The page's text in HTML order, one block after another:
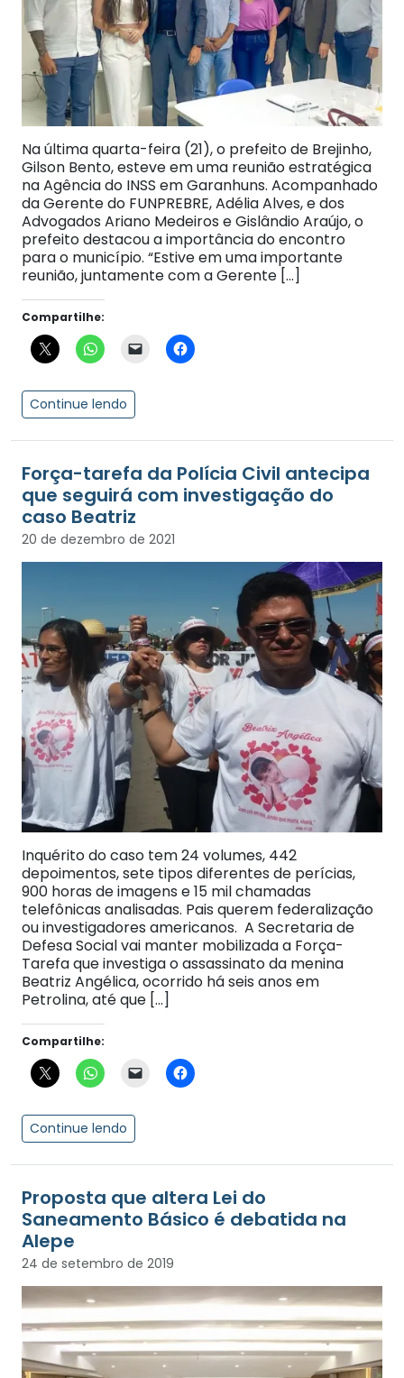
Na última quarta-feira (21), o prefeito de Brejinho,
Gilson Bento, esteve em uma reunião estratégica
na Agência do INSS em Garanhuns. Acompanhado
da Gerente do FUNPREBRE, Adélia Alves, e dos
Advogados Ariano Medeiros e Gislândio Araújo, o
prefeito destacou a importância do encontro
para o município. “Estive em uma importante
reunião, juntamente com a Gerente […]
Compartilhe:
Continue lendo
Força-tarefa da Polícia Civil antecipa
que seguirá com investigação do
caso Beatriz
20 de dezembro de 2021
Inquérito do caso tem 24 volumes, 442
depoimentos, sete tipos diferentes de perícias,
900 horas de imagens e 15 mil chamadas
telefônicas analisadas. Pais querem federalização
ou investigadores americanos. A Secretaria de
Defesa Social vai manter mobilizada a Força-
Tarefa que investiga o assassinato da menina
Beatriz Angélica, ocorrido há seis anos em
Petrolina, até que […]
Compartilhe:
Continue lendo
Proposta que altera Lei do
Saneamento Básico é debatida na
Alepe
24 de setembro de 2019